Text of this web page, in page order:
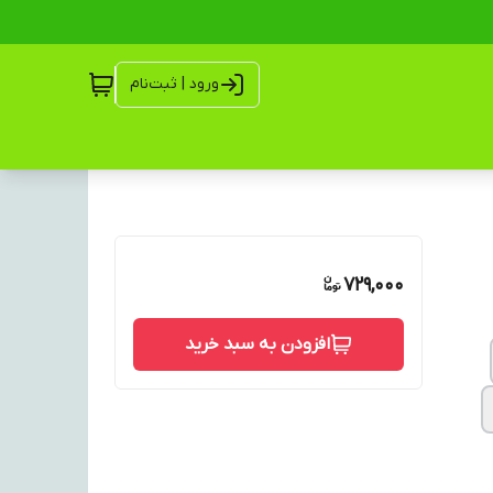
ورود | ثبت‌نام
729,000
افزودن به سبد خرید